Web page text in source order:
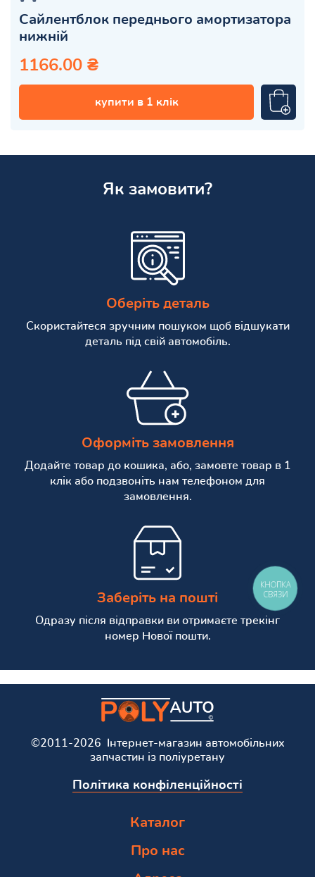
Сайлентблок переднього амортизатора
нижній
1166.00 ₴
купити в 1 клік
Як замовити?
Оберіть деталь
Скористайтеся зручним пошуком щоб відшукати
деталь під свій автомобіль.
Оформіть замовлення
Додайте товар до кошика, або, замовте товар в 1
клік або подзвоніть нам телефоном для
замовлення.
Заберіть на пошті
Одразу після відправки ви отримаєте трекінг
номер Нової пошти.
©2011-2026 Інтернет-магазин автомобільних
запчастин із поліуретану
Політика конфіленційності
Каталог
Про нас
КНОПКА
СВЯЗИ